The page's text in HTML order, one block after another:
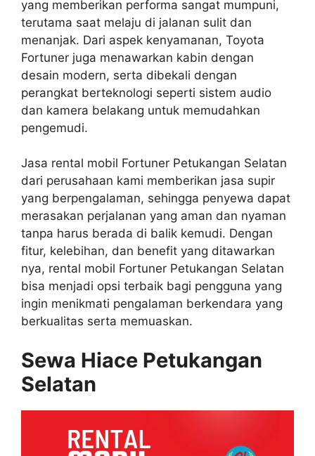
yang memberikan performa sangat mumpuni,
terutama saat melaju di jalanan sulit dan
menanjak. Dari aspek kenyamanan, Toyota
Fortuner juga menawarkan kabin dengan
desain modern, serta dibekali dengan
perangkat berteknologi seperti sistem audio
dan kamera belakang untuk memudahkan
pengemudi.
Jasa rental mobil Fortuner Petukangan Selatan
dari perusahaan kami memberikan jasa supir
yang berpengalaman, sehingga penyewa dapat
merasakan perjalanan yang aman dan nyaman
tanpa harus berada di balik kemudi. Dengan
fitur, kelebihan, dan benefit yang ditawarkan
nya, rental mobil Fortuner Petukangan Selatan
bisa menjadi opsi terbaik bagi pengguna yang
ingin menikmati pengalaman berkendara yang
berkualitas serta memuaskan.
Sewa Hiace Petukangan
Selatan